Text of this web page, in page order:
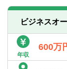
ビジネスオ
年収
600万